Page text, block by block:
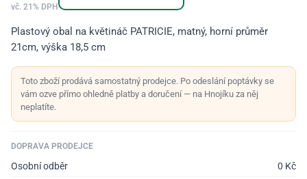
vč. 21% DPH
Plastový obal na květináč PATRICIE, matný, horní průměr
21cm, výška 18,5 cm
Toto zboží prodává samostatný prodejce. Po odeslání poptávky se
vám ozve přímo ohledně platby a doručení — na Hnojíku za něj
neplatíte.
DOPRAVA PRODEJCE
Osobní odběr 0 Kč